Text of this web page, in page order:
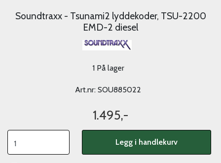
Soundtraxx - Tsunami2 lyddekoder, TSU-2200
EMD-2 diesel
1 På lager
Art.nr: SOU885022
1.495,-
Legg i handlekurv